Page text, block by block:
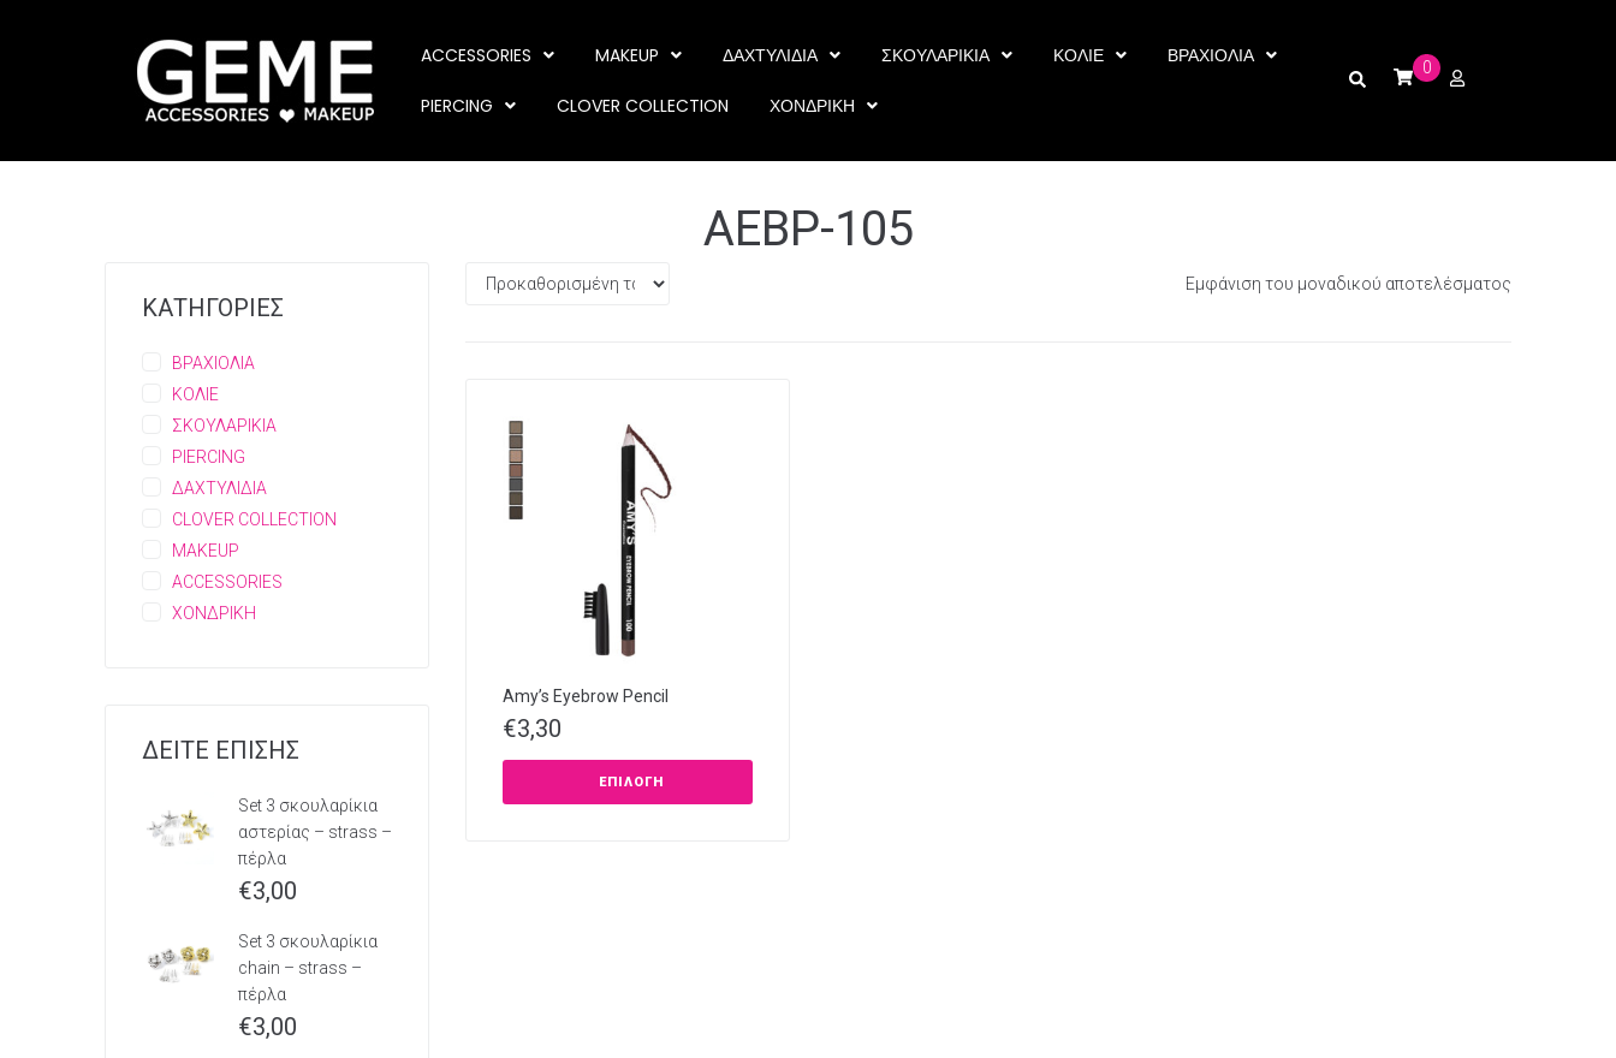
ACCESSORIES MAKEUP ΔΑΧΤΥΛΙΔΙΑ ΣΚΟΥΛΑΡΙΚΙΑ ΚΟΛΙΕ ΒΡΑΧΙΟΛΙΑ
PIERCING CLOVER COLLECTION ΧΟΝΔΡΙΚΗ
0
AEBP-105
Εμφάνιση του μοναδικού αποτελέσματος
Amy’s Eyebrow Pencil
€3,30
ΕΠΙΛΟΓΉ
ΚΑΤΗΓΟΡΙΕΣ
ΒΡΑΧΙΟΛΙΑ
ΚΟΛΙΕ
ΣΚΟΥΛΑΡΙΚΙΑ
PIERCING
ΔΑΧΤΥΛΙΔΙΑ
CLOVER COLLECTION
MAKEUP
ACCESSORIES
ΧΟΝΔΡΙΚΗ
ΔΕΙΤΕ ΕΠΙΣΗΣ
Set 3 σκουλαρίκια
αστερίας – strass –
πέρλα
€3,00
Set 3 σκουλαρίκια
chain – strass –
πέρλα
€3,00